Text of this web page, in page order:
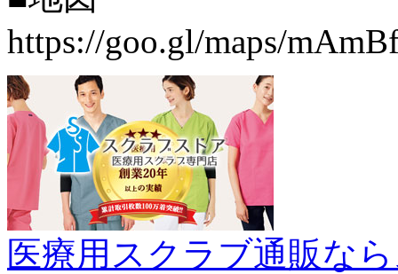
https://goo.gl/maps/
医療用スクラブ通販な